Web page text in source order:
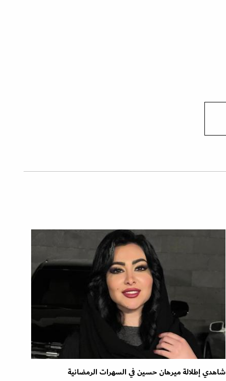
شاهدي إطلالة ميرهان حسين في السهرات الرمضانية